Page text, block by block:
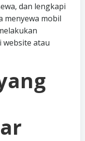
dan lengkapi
menyewa mobil
website atau